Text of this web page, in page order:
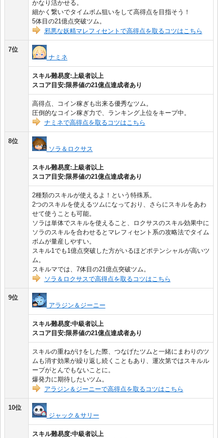
かなり活かせる。
細かく繋いでタイムボム狙いをして高得点を目指そう！
5体目の21億点突破ツム。
邪悪な妖精マレフィセントで高得点を取るコツはこちら
7位
ナミネ
スキル難易度:上級者以上
スコア目安:限界値の21億点達成者あり
高得点、コイン稼ぎも出来る優秀なツム。
圧倒的なコイン稼ぎ力で、ランキング上位をキープ中。
ナミネで高得点を取るコツはこちら
8位
ソラ＆ロクサス
スキル難易度:上級者以上
スコア目安:限界値の21億点達成者あり
2種類のスキルが使えるよ！という特殊系。
2つのスキルを使えるツムになっており、さらにスキルをあわ
せて使うことも可能。
ソラは単体でスキルを使えること、ロクサスのスキル効果中に
ソラのスキルを合わせるとマレフィセント系の攻略法でタイム
ボムが量産しやすい。
スキル1でも1億点突破した方がいるほどポテンシャルが高いツ
ム。
スキルマでは、7体目の21億点突破ツム。
ソラ＆ロクサスで高得点を取るコツはこちら
9位
アラジン＆ジーニー
スキル難易度:中級者以上
スコア目安:限界値の21億点達成者あり
スキルの重ねがけをした際、つなげたツムと一緒にまわりのツ
ムも消す効果が繰り返し続くこともあり、運次第ではスキルル
ープがとんでもないことに。
爆発力に期待したいツム。
アラジン＆ジーニーで高得点を取るコツはこちら
10位
ジャック＆サリー
スキル難易度:中級者以上